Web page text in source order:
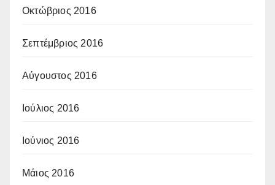
Οκτώβριος 2016
Σεπτέμβριος 2016
Αύγουστος 2016
Ιούλιος 2016
Ιούνιος 2016
Μάιος 2016